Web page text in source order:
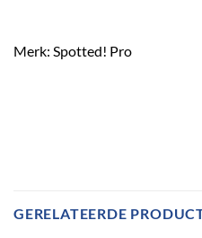
Merk: Spotted! Pro
GERELATEERDE